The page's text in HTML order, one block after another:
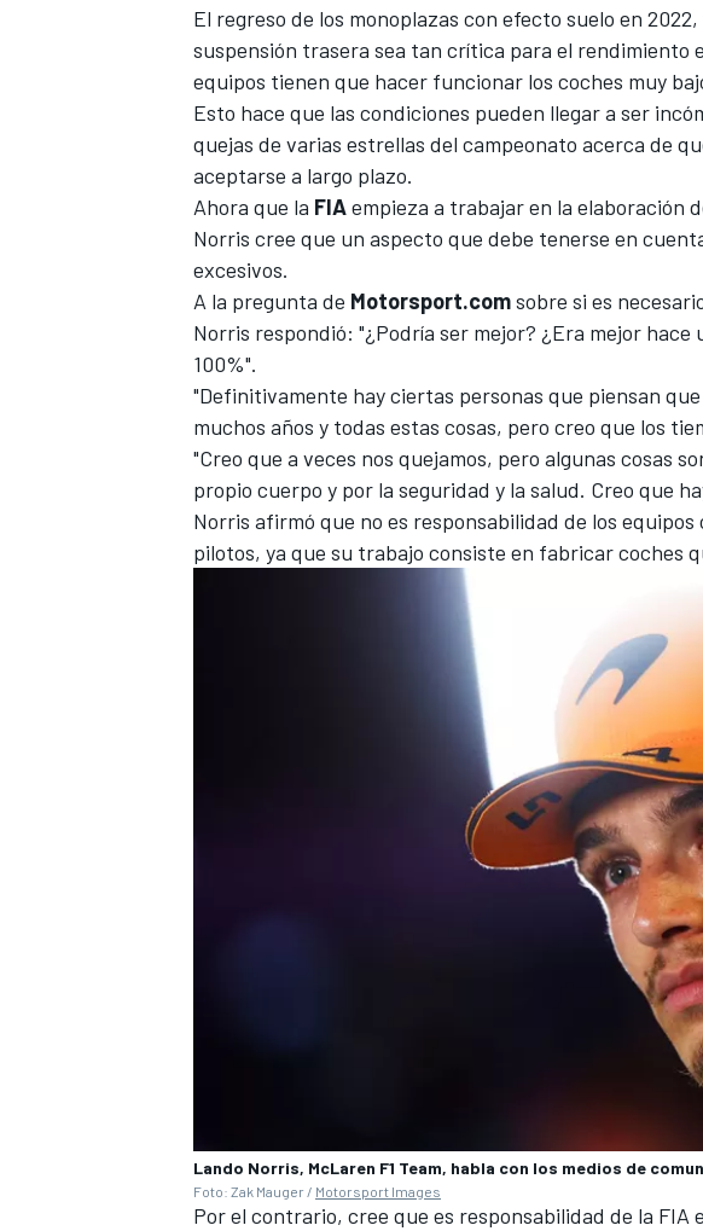
El regreso de los monoplazas con efecto suelo en
suspensión trasera sea tan crítica para el rendimiento
equipos tienen que hacer funcionar los coches muy
Esto hace que las condiciones pueden llegar a ser
quejas de varias estrellas del campeonato acerca de
aceptarse a largo plazo.
Ahora que la FIAempieza a trabajar en la elaboración
Norris cree que un aspecto que debe tenerse en
excesivos.
A la pregunta de Motorsport.comsobre si es
Norris respondió: "¿Podría ser mejor? ¿Era mejor hace
100%".
"Definitivamente hay ciertas personas que piensan
muchos años y todas estas cosas, pero creo que los
"Creo que a veces nos quejamos, pero algunas cosas
propio cuerpo y por la seguridad y la salud. Creo que
Norris afirmó que no es responsabilidad de los
pilotos, ya que su trabajo consiste en fabricar coches
Lando Norris, McLaren F1 Team, habla con los medios de
Foto: Zak Mauger / Motorsport Images
Por el contrario, cree que es responsabilidad de la